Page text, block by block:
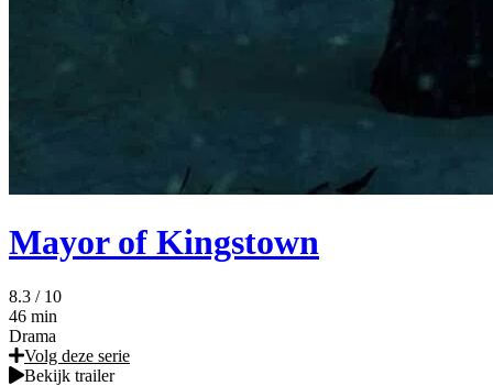
Mayor of Kingstown
8.3 / 10
46 min
Drama
Volg deze serie
Bekijk trailer